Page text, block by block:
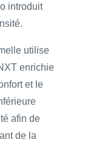
introduit
utilise
enrichie
et le
afin de
de la